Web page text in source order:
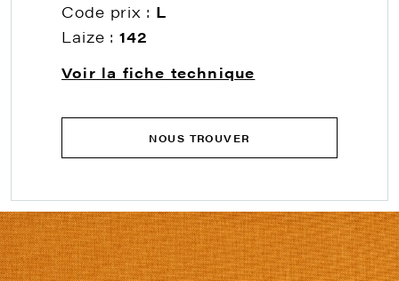
Code prix : L
Laize :142
Voir la fiche technique
NOUS TROUVER